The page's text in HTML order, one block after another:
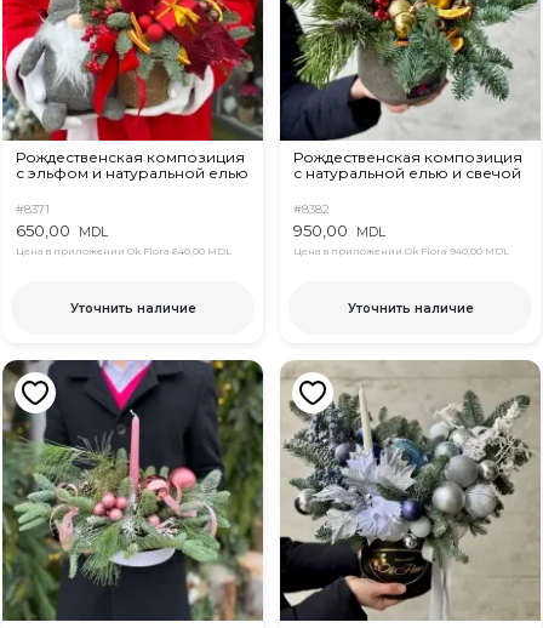
Рождественская композиция
с эльфом и натуральной елью
#8371
650,00 MDL
Цена в приложении Ok Flora 640,00 MDL
Уточнить наличие
Рождественская композиция
с натуральной елью и свечой
#8382
950,00 MDL
Цена в приложении Ok Flora 940,00 MDL
Уточнить наличие